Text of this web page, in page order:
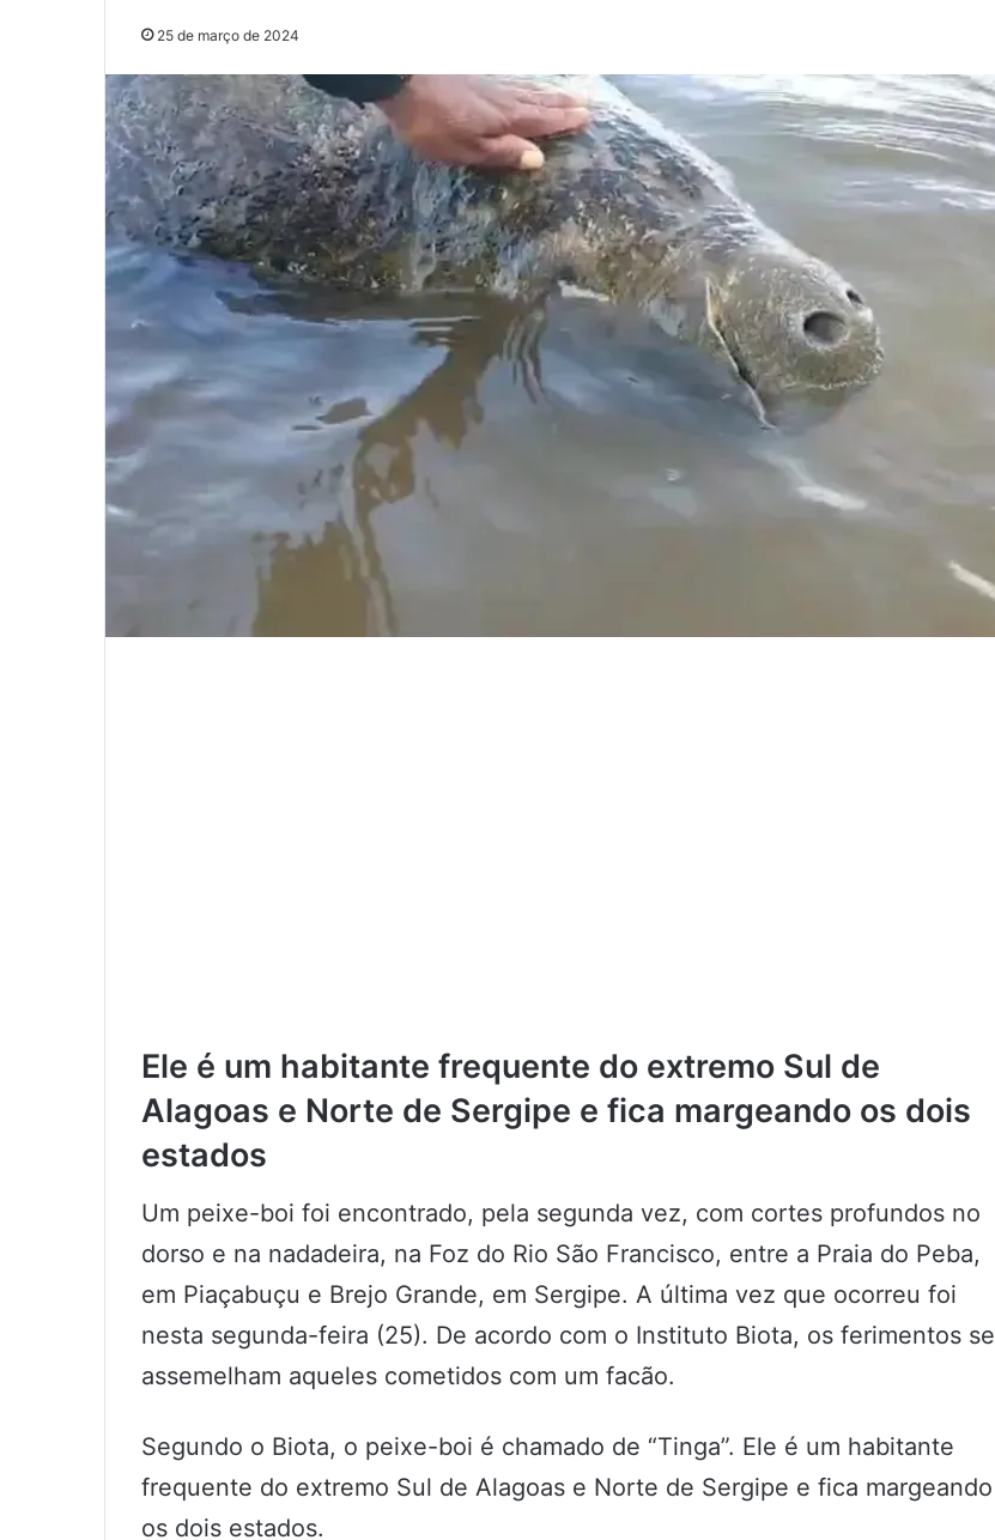
25 de março de 2024
Ele é um habitante frequente do extremo Sul de
Alagoas e Norte de Sergipe e fica margeando os dois
estados
Um peixe-boi foi encontrado, pela segunda vez, com cortes profundos no
dorso e na nadadeira, na Foz do Rio São Francisco, entre a Praia do Peba,
em Piaçabuçu e Brejo Grande, em Sergipe. A última vez que ocorreu foi
nesta segunda-feira (25). De acordo com o Instituto Biota, os ferimentos se
assemelham aqueles cometidos com um facão.
Segundo o Biota, o peixe-boi é chamado de “Tinga”. Ele é um habitante
frequente do extremo Sul de Alagoas e Norte de Sergipe e fica margeando
os dois estados.